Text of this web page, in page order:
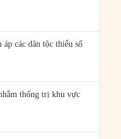
các dân tộc thiểu số
thống trị khu vực